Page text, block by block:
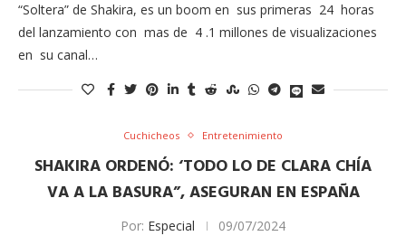
“Soltera” de Shakira, es un boom en sus primeras 24 horas
del lanzamiento con mas de 4 .1 millones de visualizaciones
en su canal…
Cuchicheos Entretenimiento
SHAKIRA ORDENÓ: ‘TODO LO DE CLARA CHÍA
VA A LA BASURA”, ASEGURAN EN ESPAÑA
Por: Especial 09/07/2024